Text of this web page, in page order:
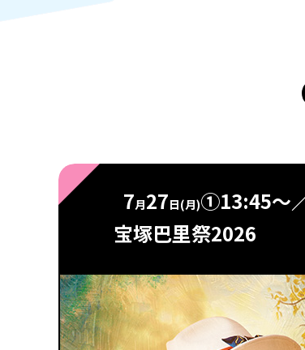
7月27日(月)①13:45～
宝塚巴里祭2026